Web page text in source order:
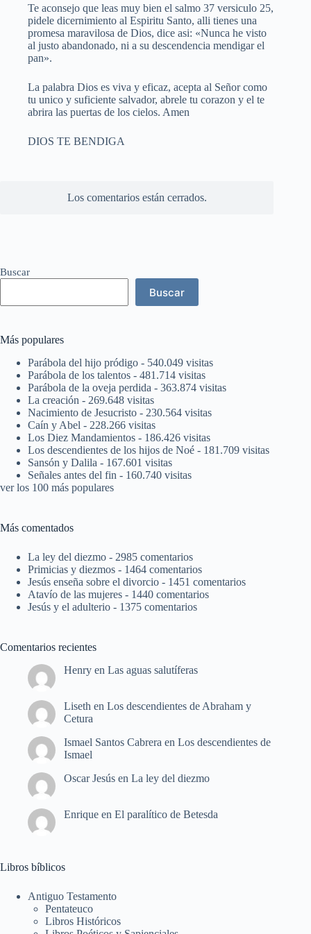
Te aconsejo que leas muy bien el salmo 37 versiculo 25,
pidele dicernimiento al Espiritu Santo, alli tienes una
promesa maravilosa de Dios, dice asi: «Nunca he visto
al justo abandonado, ni a su descendencia mendigar el
pan».
La palabra Dios es viva y eficaz, acepta al Señor como
tu unico y suficiente salvador, abrele tu corazon y el te
abrira las puertas de los cielos. Amen
DIOS TE BENDIGA
Los comentarios están cerrados.
Buscar
Buscar
Más populares
Parábola del hijo pródigo - 540.049 visitas
Parábola de los talentos - 481.714 visitas
Parábola de la oveja perdida - 363.874 visitas
La creación - 269.648 visitas
Nacimiento de Jesucristo - 230.564 visitas
Caín y Abel - 228.266 visitas
Los Diez Mandamientos - 186.426 visitas
Los descendientes de los hijos de Noé - 181.709 visitas
Sansón y Dalila - 167.601 visitas
Señales antes del fin - 160.740 visitas
ver los 100 más populares
Más comentados
La ley del diezmo - 2985 comentarios
Primicias y diezmos - 1464 comentarios
Jesús enseña sobre el divorcio - 1451 comentarios
Atavío de las mujeres - 1440 comentarios
Jesús y el adulterio - 1375 comentarios
Comentarios recientes
Henry en Las aguas salutíferas
Liseth en Los descendientes de Abraham y
Cetura
Ismael Santos Cabrera en Los descendientes de
Ismael
Oscar Jesús en La ley del diezmo
Enrique en El paralítico de Betesda
Libros bíblicos
Antiguo Testamento
Pentateuco
Libros Históricos